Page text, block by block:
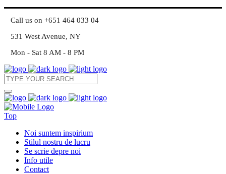
Call us on +651 464 033 04
531 West Avenue, NY
Mon - Sat 8 AM - 8 PM
Top
Noi suntem inspirium
Stilul nostru de lucru
Se scrie depre noi
Info utile
Contact